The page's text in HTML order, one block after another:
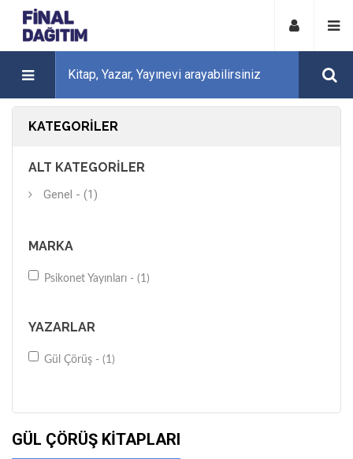
KATEGORILER
ALT KATEGORILER
Genel - (1)
MARKA
Psikonet Yayınları - (1)
YAZARLAR
Gül Çörüş - (1)
GÜL ÇÖRÜŞ KITAPLARI